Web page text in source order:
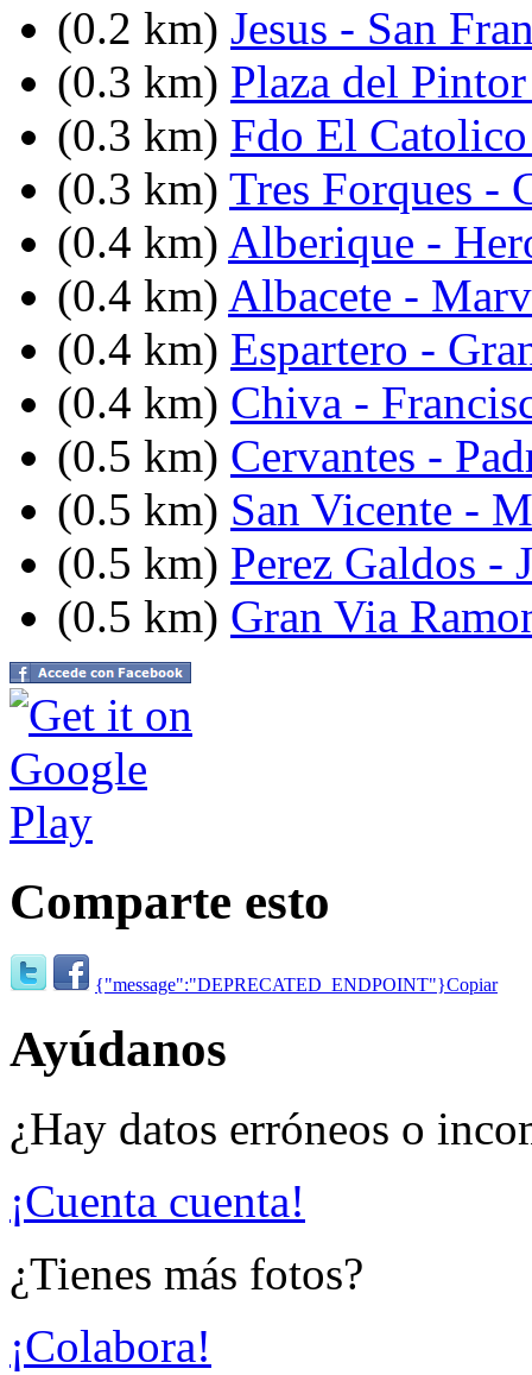
(0.2 km) Jesus - San
(0.3 km) Plaza del
(0.3 km) Fdo El
(0.3 km) Tres Forques -
(0.4 km) Alberique -
(0.4 km) Albacete -
(0.4 km) Espartero -
(0.4 km) Chiva -
(0.5 km) Cervantes -
(0.5 km) San Vicente -
(0.5 km) Perez Galdos -
(0.5 km) Gran Via
Comparte esto
{"message":"DEPRECATED_ENDPOINT"}Copiar
Ayúdanos
¿Hay datos erróneos o
¡Cuenta cuenta!
¿Tienes más fotos?
¡Colabora!